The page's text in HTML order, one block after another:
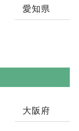
愛知県
大阪府